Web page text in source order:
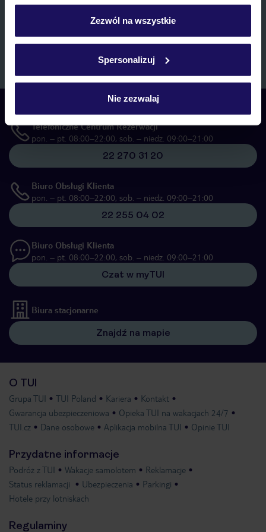
personalizować swój wybór wchodząc w zakładkę
Szczegółowe informacje o plikach cookie znajdziesz
Zezwól na wszystkie
Spersonalizuj
Nie zezwalaj
marketingowych, w zakresie oraz celu wskazanym w„Informacji o
przetwarzaniu danych osobowych”, poprzez elektroniczną formę
systemów wywołujących.
Zapisz się
Skontaktuj się z nami
Telefoniczne Centrum Rezerwacji
pon. – pt. 08:00–22:00, sob. – niedz. 09:00–21:00
22 270 31 20
Biuro Obsługi Klienta
pon. – pt. 08:00–22:00, sob. – niedz. 09:00–21:00
22 255 04 02
Biuro Obsługi Klienta
pon. – pt. 08:00–22:00, sob. – niedz. 09:00–21:00
Czat w myTUI
Biura stacjonarne
Znajdź na mapie
O TUI
Grupa TUI TUI Poland Kariera
Kontakt
Gwarancja ubezpieczeniowa
Opieka TUI na wakacjach 24/7
TUI.cz
Dane osobowe Aplikacja mobilna TUI Opinie TUI
Przydatne informacje
Podróż z TUI Wakacje samolotem
Reklamacje
Status reklamacji
Ubezpieczenia
Parkingi
Hotele przy lotniskach
Regulaminy